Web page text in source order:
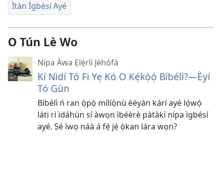
Ìtàn Ìgbésí Ayé
O Tún Lè Wo
Nípa Àwa Ẹlẹ́rìí Jèhófà
Kí Nìdí Tó Fi Yẹ Kó O Kẹ́kọ̀ọ́ Bíbélì?—Èyí
Tó Gùn
Bíbélì ń ran ọ̀pọ̀ mílíọ̀nù èèyàn kárí ayé lọ́wọ́
láti rí ìdáhùn sí àwọn ìbéèrè pàtàkì nípa ìgbésí
ayé. Ṣé ìwọ náà á fẹ́ jẹ́ ọ̀kan lára wọn?